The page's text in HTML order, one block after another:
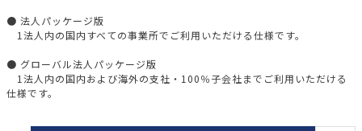
● 法人パッケージ版
1法人内の国内すべての事業所でご利用いただける仕様です。
● グローバル法人パッケージ版
1法人内の国内および海外の支社・100％子会社までご利用いただける
仕様です。